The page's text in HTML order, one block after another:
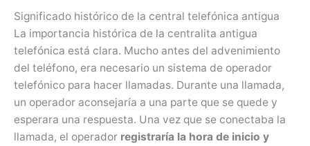
Significado histórico de la central telefónica antigua
La importancia histórica de la centralita antigua
telefónica está clara. Mucho antes del advenimiento
del teléfono, era necesario un sistema de operador
telefónico para hacer llamadas. Durante una llamada,
un operador aconsejaría a una parte que se quede y
esperara una respuesta. Una vez que se conectaba la
llamada, el operador registraría la hora de inicio y